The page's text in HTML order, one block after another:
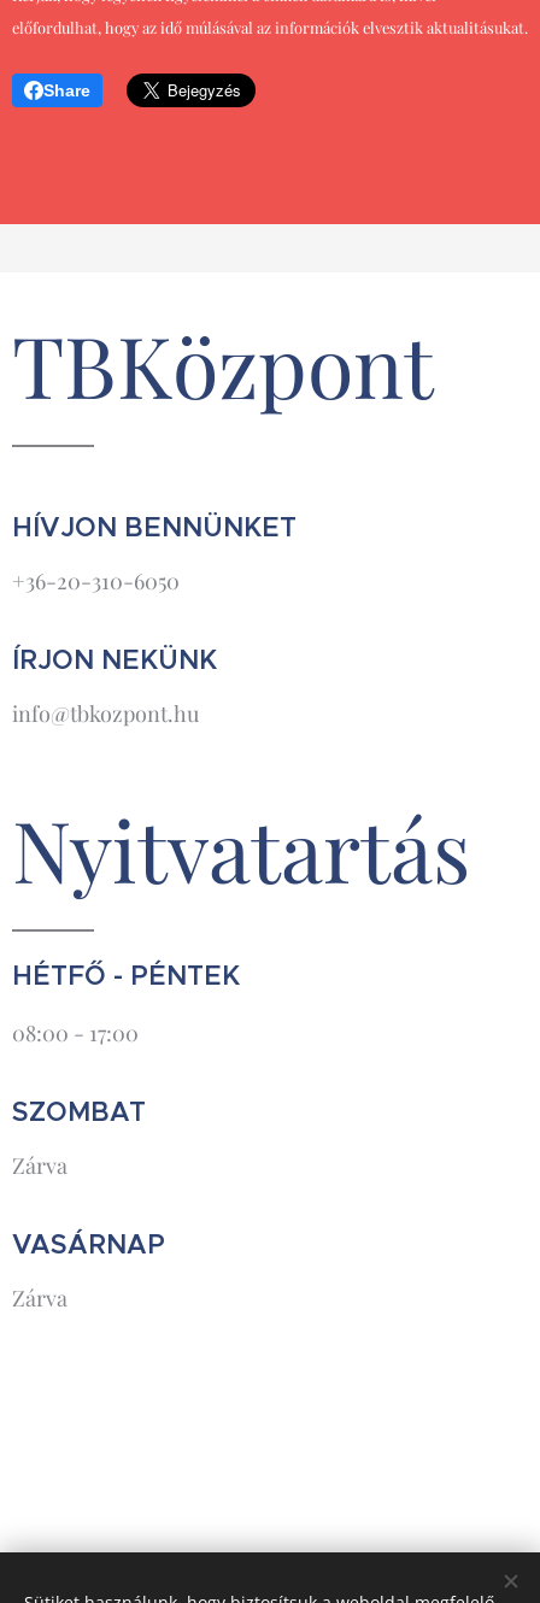
előfordulhat, hogy az idő múlásával az információk elvesztik aktualitásukat.
Share
TBKözpont
HÍVJON BENNÜNKET
+36-20-310-6050
ÍRJON NEKÜNK
info@tbkozpont.hu
Nyitvatartás
HÉTFŐ - PÉNTEK
08:00 - 17:00
SZOMBAT
Zárva
VASÁRNAP
Zárva